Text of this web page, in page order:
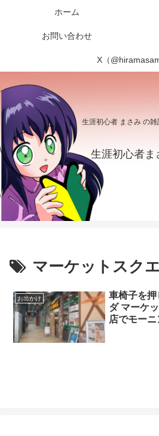
生涯初心者 まさみ の
生涯初心者ま
ホーム
お問い合わせ
X（
マーケットスク
お出かけ
車椅子を押
ダ マーケ
店でモーニ